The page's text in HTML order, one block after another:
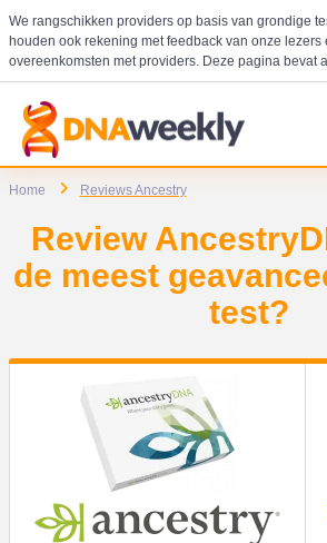
We rangschikken providers op basis van grondige
houden ook rekening met feedback van onze lezers
overeenkomsten met providers. Deze pagina bevat
Home Reviews Ancestry
Review
de meest
test?